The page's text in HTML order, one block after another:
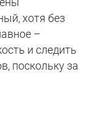
хотя без
–
и следить
поскольку за